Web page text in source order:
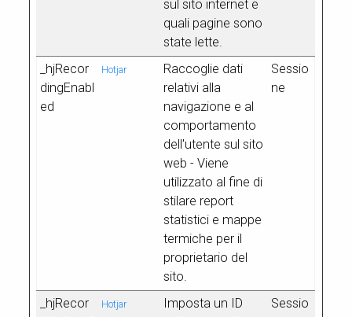
sul sito internet e
quali pagine sono
state lette.
_hjRecor
dingEnabl
ed
Hotjar
Raccoglie dati
relativi alla
navigazione e al
comportamento
dell'utente sul sito
web - Viene
utilizzato al fine di
stilare report
statistici e mappe
termiche per il
proprietario del
sito.
Sessio
ne
_hjRecor
Hotjar
Imposta un ID
Sessio